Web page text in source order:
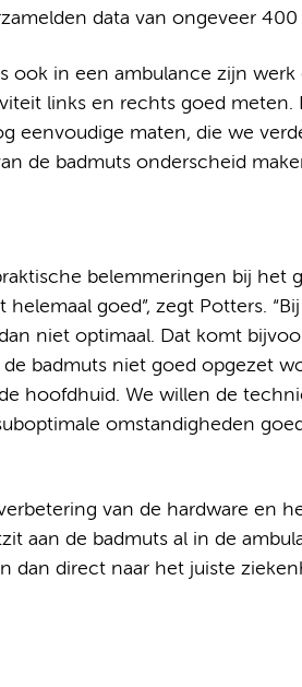
data van ongeveer
ook in een ambulance zijn werk
links en rechts goed meten.
eenvoudige maten, die we
de badmuts onderscheid
belemmeringen bij het
goed”, zegt Potters.
niet optimaal. Dat komt
badmuts niet goed opgezet
hoofdhuid. We willen de
omstandigheden
van de hardware en
aan de badmuts al in de
dan direct naar het juiste